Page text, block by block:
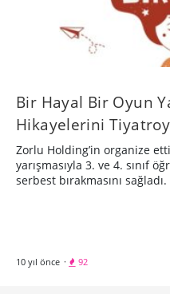
Bir Hayal Bir Oyun
Hikayelerini
Zorlu Holding’in organize
yarışmasıyla 3. ve 4. sınıf
serbest bırakmasını sağladı.
10 yıl önce · 92